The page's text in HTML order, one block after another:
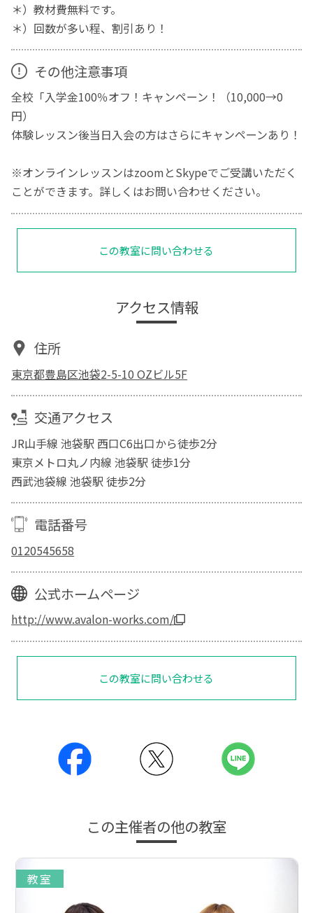
＊）教材費無料です。
＊）回数が多い程、割引あり！
その他注意事項
全校「入学金100％オフ！キャンペーン！（10,000→0
円）
体験レッスン後当日入会の方はさらにキャンペーンあり！
※オンラインレッスンはzoomとSkypeでご受講いただく
ことができます。詳しくはお問い合わせください。
この教室に問い合わせる
アクセス情報
住所
東京都豊島区池袋2-5-10 OZビル5F
交通アクセス
JR山手線 池袋駅 西口C6出口から徒歩2分
東京メトロ丸ノ内線 池袋駅 徒歩1分
西武池袋線 池袋駅 徒歩2分
電話番号
0120545658
公式ホームページ
http://www.avalon-works.com/
この教室に問い合わせる
この主催者の他の教室
教室